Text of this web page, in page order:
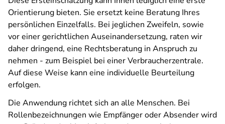
Orientierung bieten. Sie ersetzt keine Beratung Ihres
persönlichen Einzelfalls. Bei jeglichen Zweifeln, sowie
vor einer gerichtlichen Auseinandersetzung, raten wir
daher dringend, eine Rechtsberatung in Anspruch zu
nehmen - zum Beispiel bei einer Verbraucherzentrale.
Auf diese Weise kann eine individuelle Beurteilung
erfolgen.
Die Anwendung richtet sich an alle Menschen. Bei
Rollenbezeichnungen wie Empfänger oder Absender wird